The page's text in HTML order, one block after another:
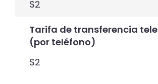
$2
Tarifa de transferencia
(por teléfono)
$2